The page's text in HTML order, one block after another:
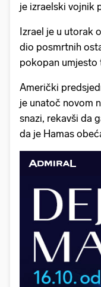
je izraelski vojnik
Izrael je u utorak
dio posmrtnih
pokopan
Američki
je unatoč novom
snazi, rekavši da
da je Hamas